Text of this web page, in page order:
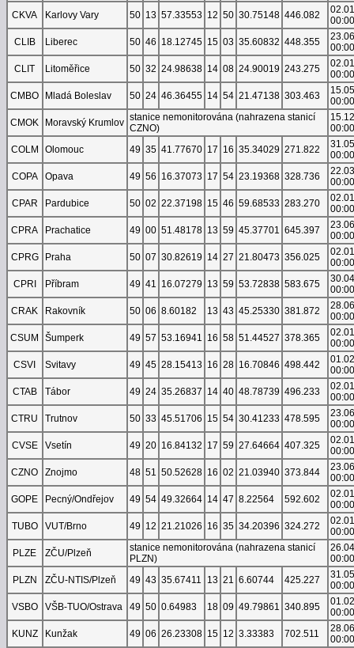
CKVA
Karlovy Vary 50 13 57.33553 12 50 30.75148 446.082
00:00
CLIB
Liberec 50 46 18.12745 15 03 35.60832 448.355
00:00
CLIT
Litoměřice 50 32 24.98638 14 08 24.90019 243.275
00:00
CMBO
Mladá Boleslav 50 24 46.36455 14 54 21.47138 303.463
00:00
CMOK
Moravský Krumlov stanice nemonitorována (nahrazena stanicí
CZNO)
00:00
COLM
Olomouc 49 35 41.77670 17 16 35.34029 271.822
00:00
COPA
Opava 49 56 16.37073 17 54 23.19368 328.736
00:00
CPAR
Pardubice 50 02 22.37198 15 46 59.68533 283.270
00:00
CPRA
Prachatice 49 00 51.48178 13 59 45.37701 645.397
00:00
CPRG
Praha 50 07 30.82619 14 27 21.80473 356.025
00:00
CPRI
Příbram 49 41 16.07279 13 59 53.72838 583.675
00:00
CRAK
Rakovník 50 06 8.60182 13 43 45.25330 381.872
00:00
CSUM
Šumperk 49 57 53.16941 16 58 51.44527 378.365
00:00
CSVI
Svitavy 49 45 28.15413 16 28 16.70846 498.442
00:00
CTAB
Tábor 49 24 35.26837 14 40 48.78739 496.233
00:00
CTRU
Trutnov 50 33 45.51706 15 54 30.41233 478.595
00:00
CVSE
Vsetín 49 20 16.84132 17 59 27.64664 407.325
00:00
CZNO
Znojmo 48 51 50.52628 16 02 21.03940 373.844
00:00
GOPE
Pecný/Ondřejov 49 54 49.32664 14 47 8.22564 592.602
00:00
TUBO
VUT/Brno 49 12 21.21026 16 35 34.20396 324.272
00:00
PLZE
ZČU/Plzeň
stanice nemonitorována (nahrazena stanicí
PLZN)
00:00
PLZN
ZČU-NTIS/Plzeň 49 43 35.67411 13 21 6.60744 425.227
00:00
VSBO
VŠB-TUO/Ostrava 49 50 0.64983 18 09 49.79861 340.895
00:00
KUNZ
Kunžak 49 06 26.23308 15 12 3.33383 702.511
00:00